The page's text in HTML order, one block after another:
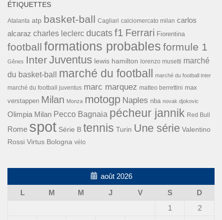
ÉTIQUETTES
Atalanta atp basket-ball Cagliari calciomercato milan carlos
alcaraz charles leclerc ducats f1 Ferrari Fiorentina
football formations probables formule 1
Gênes InterJuventus lewis hamilton lorenzo musetti marché
du basket-ball
marché du football marché du football inter
marché du football juventus marc marquez matteo berrettini max
verstappen Milan Monza motogp Naples nba novak djokovic
Olimpia Milan Pecco Bagnaia pécheur jannik Red Bull
Rome spot Série B tennis Turin Une série Valentino
Rossi Virtus Bologna vélo
août 2026
L
M M J V S
D
1
2